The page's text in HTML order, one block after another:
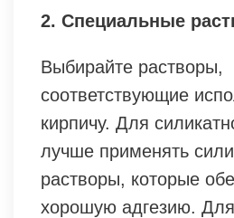
2. Специальные
Выбирайте растворы,
соответствующие
кирпичу. Для
лучше применять
растворы, которые
хорошую адгезию. Для